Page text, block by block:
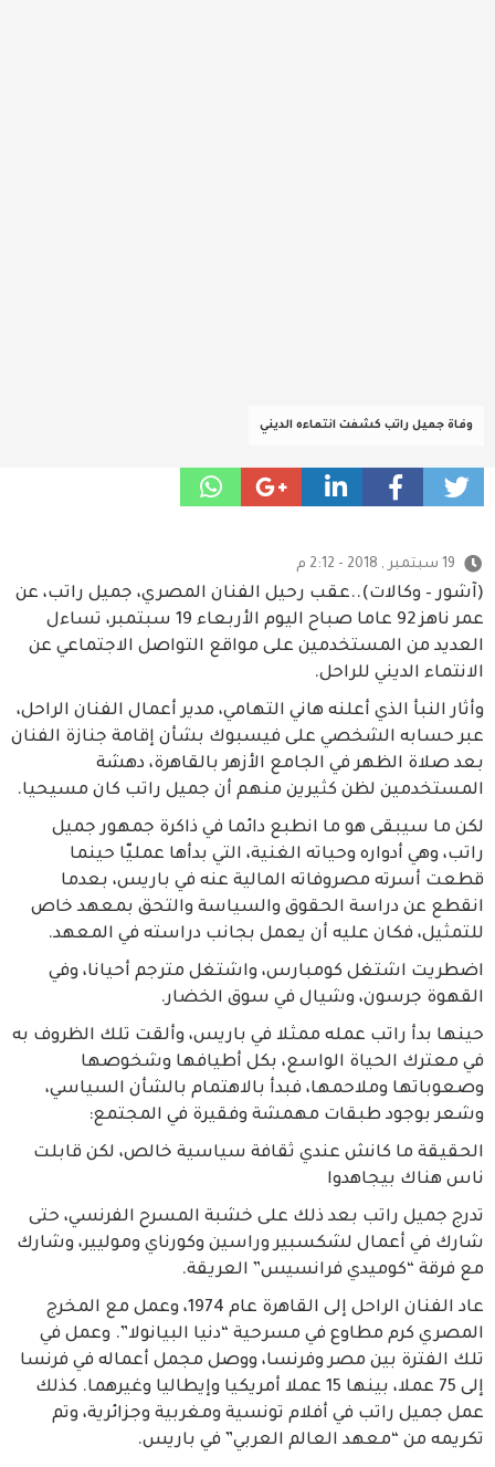
وفاة جميل راتب كشفت انتماءه الديني
19 سبتمبر , 2018 - 2:12 م
(آشور – وكالات)..عقب رحيل الفنان المصري، جميل راتب، عن
عمر ناهز 92 عاما صباح اليوم الأربعاء 19 سبتمبر، تساءل
العديد من المستخدمين على مواقع التواصل الاجتماعي عن
الانتماء الديني للراحل.
وأثار النبأ الذي أعلنه هاني التهامي، مدير أعمال الفنان الراحل،
عبر حسابه الشخصي على فيسبوك بشأن إقامة جنازة الفنان
بعد صلاة الظهر في الجامع الأزهر بالقاهرة، دهشة
المستخدمين لظن كثيرين منهم أن جميل راتب كان مسيحيا.
لكن ما سيبقى هو ما انطبع دائما في ذاكرة جمهور جميل
راتب، وهي أدواره وحياته الغنية، التي بدأها عمليّا حينما
قطعت أسرته مصروفاته المالية عنه في باريس، بعدما
انقطع عن دراسة الحقوق والسياسة والتحق بمعهد خاص
للتمثيل، فكان عليه أن يعمل بجانب دراسته في المعهد.
اضطريت اشتغل كومبارس، واشتغل مترجم أحيانا، وفي
القهوة جرسون، وشيال في سوق الخضار.
حينها بدأ راتب عمله ممثلا في باريس، وألقت تلك الظروف به
في معترك الحياة الواسع، بكل أطيافها وشخوصها
وصعوباتها وملاحمها، فبدأ بالاهتمام بالشأن السياسي،
وشعر بوجود طبقات مهمشة وفقيرة في المجتمع:
الحقيقة ما كانش عندي ثقافة سياسية خالص، لكن قابلت
ناس هناك بيجاهدوا
تدرج جميل راتب بعد ذلك على خشبة المسرح الفرنسي، حتى
شارك في أعمال لشكسبير وراسين وكورناي وموليير، وشارك
مع فرقة “كوميدي فرانسيس” العريقة.
عاد الفنان الراحل إلى القاهرة عام 1974، وعمل مع المخرج
المصري كرم مطاوع في مسرحية “دنيا البيانولا”. وعمل في
تلك الفترة بين مصر وفرنسا، ووصل مجمل أعماله في فرنسا
إلى 75 عملا، بينها 15 عملا أمريكيا وإيطاليا وغيرهما. كذلك
عمل جميل راتب في أفلام تونسية ومغربية وجزائرية، وتم
تكريمه من “معهد العالم العربي” في باريس.